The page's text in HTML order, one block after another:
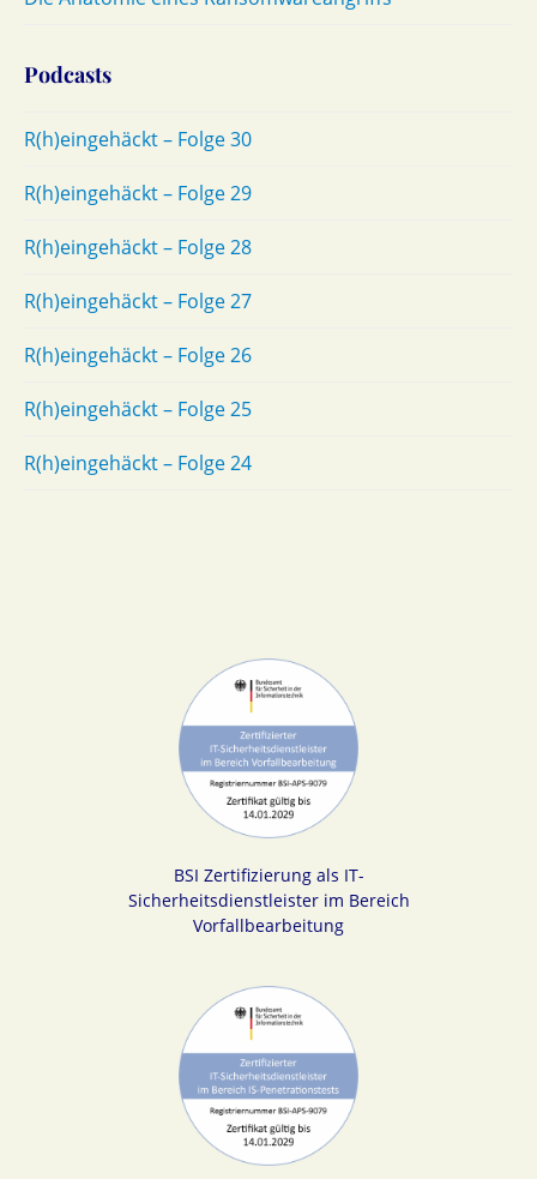
Podcasts
R(h)eingehäckt – Folge 30
R(h)eingehäckt – Folge 29
R(h)eingehäckt – Folge 28
R(h)eingehäckt – Folge 27
R(h)eingehäckt – Folge 26
R(h)eingehäckt – Folge 25
R(h)eingehäckt – Folge 24
BSI Zertifizierung als IT-
Sicherheitsdienstleister im Bereich
Vorfallbearbeitung